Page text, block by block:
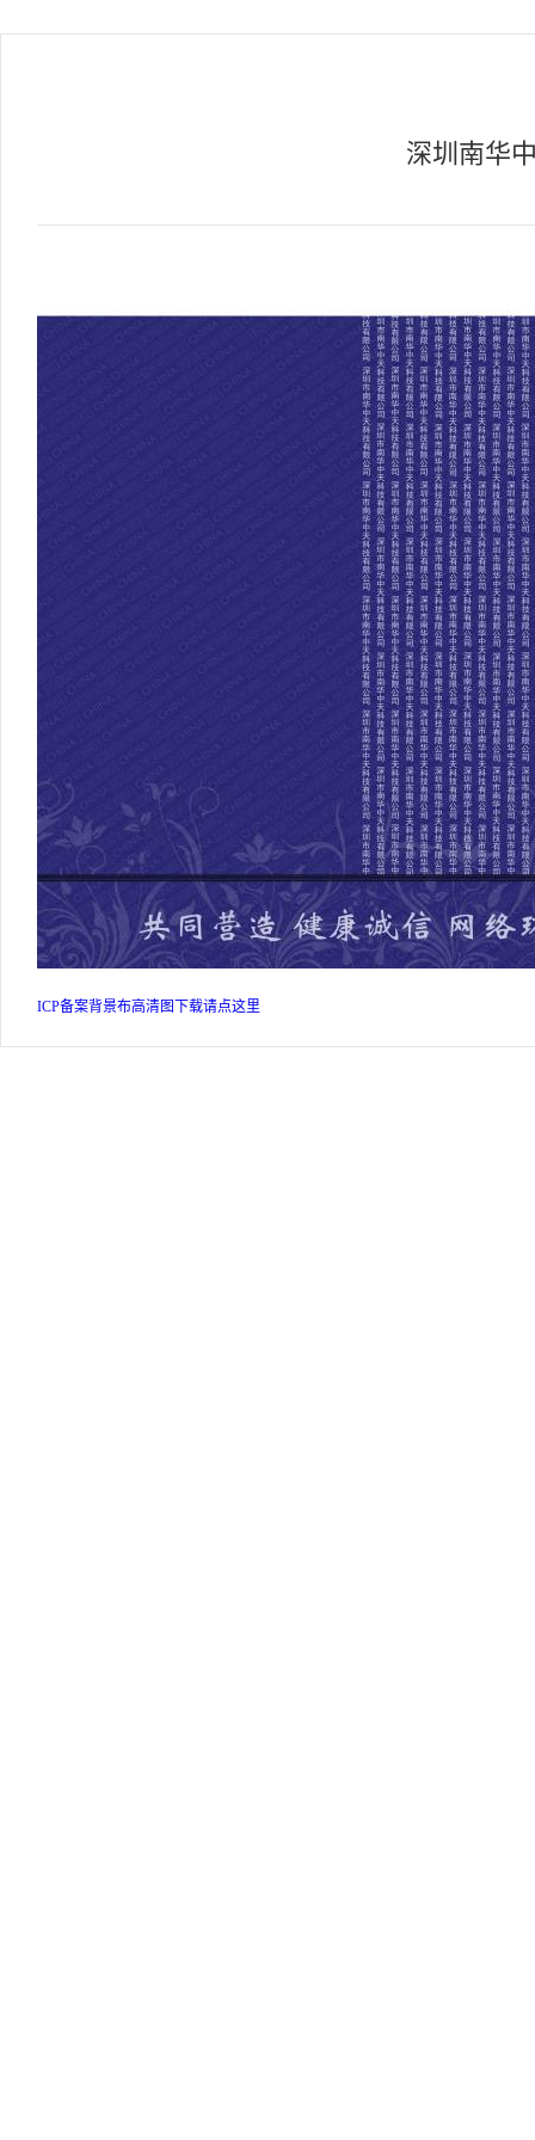
深圳南华
ICP备案背景布高清图下载请点这里